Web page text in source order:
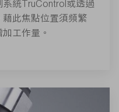
統TruControl或透過
此焦點位置須頻繁
工作量。